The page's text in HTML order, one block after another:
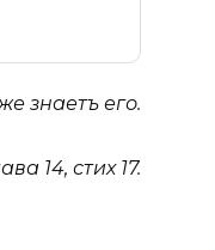
знаетъ его.
14, стих 17.